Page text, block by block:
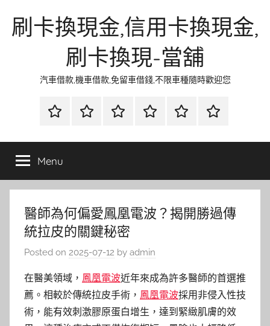
刷卡換現金,信用卡換現金,
刷卡換現-當舖
汽車借款,機車借款,免留車借錢,不限車種隨時歡迎您
首
當
金
網
資
流
時
環
清
聯
徵
Menu
醫師為何偏愛鳳凰電波？揭開勝過傳
統拉皮的關鍵秘密
Posted on 2025-07-12 by admin
在醫美領域， 鳳凰電波近年來成為許多醫師的首選推
薦。相較於傳統拉皮手術， 鳳凰電波採用非侵入性技
術，能有效刺激膠原蛋白增生，達到緊緻肌膚的效